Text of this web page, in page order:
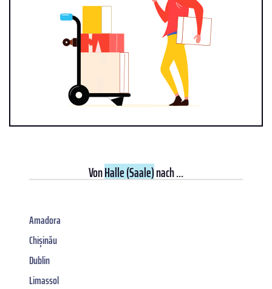
VonHalle (Saale)nach ...
Amadora
Chișinău
Dublin
Limassol